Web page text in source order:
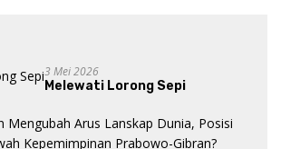
3 Mei 2026
Melewati Lorong Sepi